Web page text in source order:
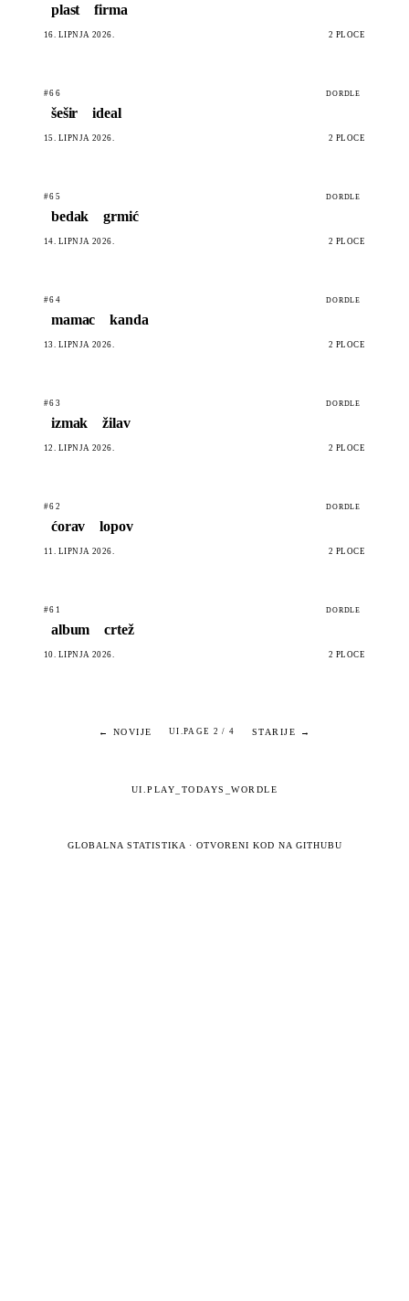
plast firma
16. LIPNJA 2026. 2 PLOČE
#66 DORDLE
šešir ideal
15. LIPNJA 2026. 2 PLOČE
#65 DORDLE
bedak grmić
14. LIPNJA 2026. 2 PLOČE
#64 DORDLE
mamac kanda
13. LIPNJA 2026. 2 PLOČE
#63 DORDLE
izmak žilav
12. LIPNJA 2026. 2 PLOČE
#62 DORDLE
ćorav lopov
11. LIPNJA 2026. 2 PLOČE
#61 DORDLE
album crtež
10. LIPNJA 2026. 2 PLOČE
← NOVIJE UI.PAGE 2 / 4 STARIJE →
UI.PLAY_TODAYS_WORDLE
GLOBALNA STATISTIKA · OTVORENI KOD NA GITHUBU